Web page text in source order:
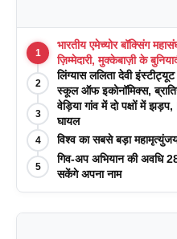
1
भारतीय एमेच्योर बॉक्सिंग
ज़िम्मेदारी, मुक्केबाज़ी के
2
लिंग्यास ललिता देवी
स्कूल ऑफ इकोनॉमिक्स,
पत्रिकाओं में प्रकाशन
आयोजन किया
3
वेड़िया गांव में दो पक्षों में
घायल
4 विश्व का सबसे बड़ा
5
गिव-अप अभियान की अवधि
सकेंगे अपना नाम